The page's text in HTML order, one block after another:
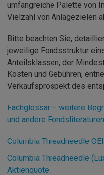
umfangreiche Palette von
Vielzahl von Anlagezielen
Bitte beachten Sie,
jeweilige Fondsstruktur
Anteilsklassen, der
Kosten und Gebühren,
Verkaufsprospekt des
Fachglossar – weitere
und andere Fondsliteraturen
Columbia Threadneedle
Columbia Threadneedle
Aktienquote